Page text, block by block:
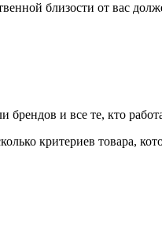
близости от вас
и все те, кто
критериев товара,